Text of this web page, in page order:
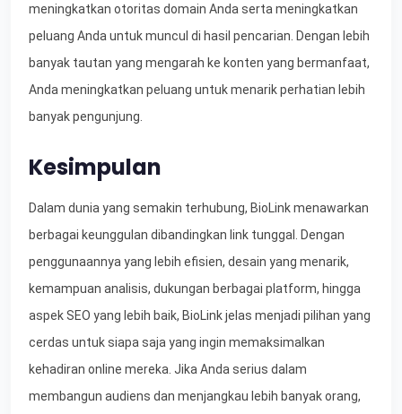
meningkatkan otoritas domain Anda serta meningkatkan
peluang Anda untuk muncul di hasil pencarian. Dengan lebih
banyak tautan yang mengarah ke konten yang bermanfaat,
Anda meningkatkan peluang untuk menarik perhatian lebih
banyak pengunjung.
Kesimpulan
Dalam dunia yang semakin terhubung, BioLink menawarkan
berbagai keunggulan dibandingkan link tunggal. Dengan
penggunaannya yang lebih efisien, desain yang menarik,
kemampuan analisis, dukungan berbagai platform, hingga
aspek SEO yang lebih baik, BioLink jelas menjadi pilihan yang
cerdas untuk siapa saja yang ingin memaksimalkan
kehadiran online mereka. Jika Anda serius dalam
membangun audiens dan menjangkau lebih banyak orang,